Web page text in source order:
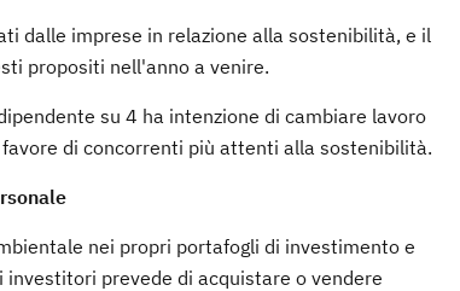
dalle imprese in relazione alla sostenibilità, e il
propositi nell'anno a venire.
su 4 ha intenzione di cambiare lavoro
di concorrenti più attenti alla sostenibilità.
nei propri portafogli di investimento e
prevede di acquistare o vendere